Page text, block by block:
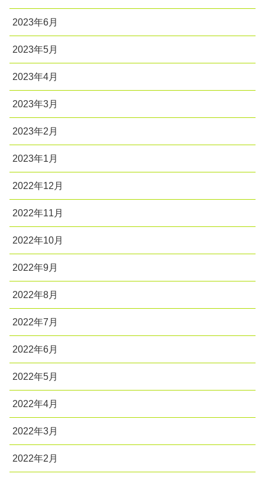
2023年6月
2023年5月
2023年4月
2023年3月
2023年2月
2023年1月
2022年12月
2022年11月
2022年10月
2022年9月
2022年8月
2022年7月
2022年6月
2022年5月
2022年4月
2022年3月
2022年2月